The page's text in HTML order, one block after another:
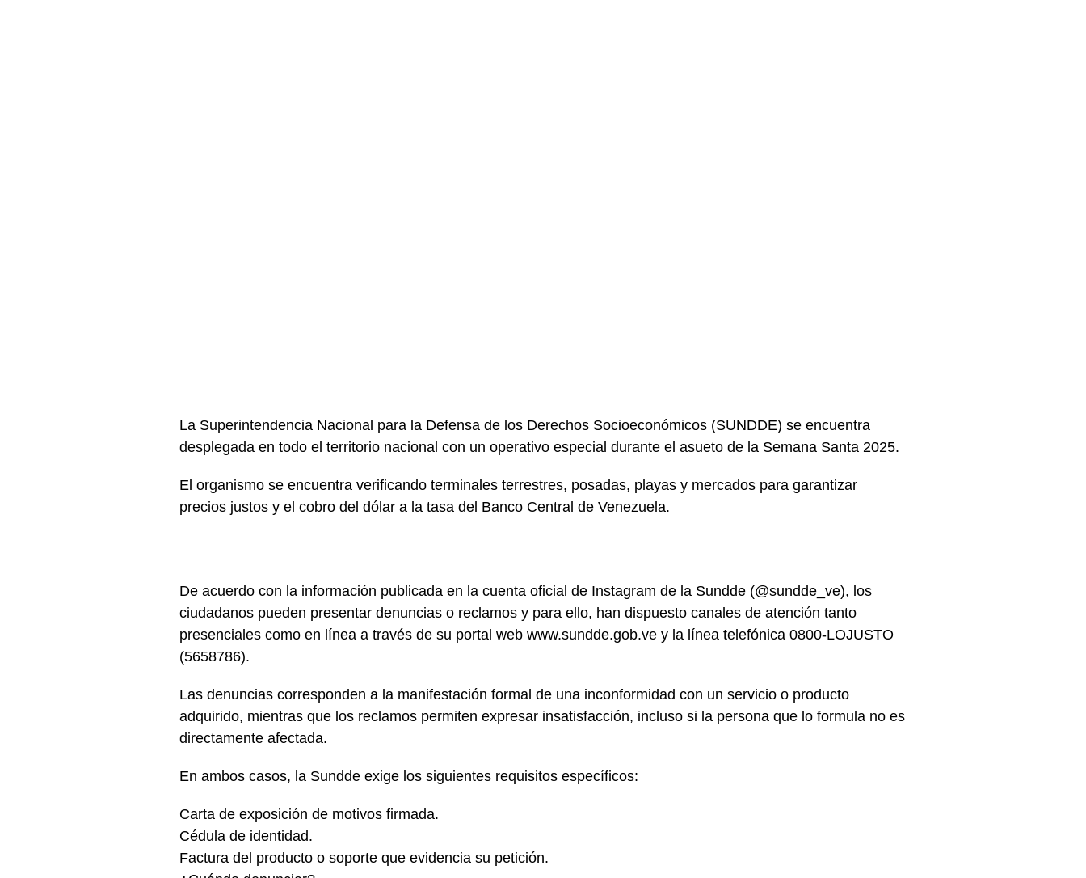
La Superintendencia Nacional para la Defensa de los Derechos Socioeconómicos (SUNDDE) se encuentra
desplegada en todo el territorio nacional con un operativo especial durante el asueto de la Semana Santa 2025.
El organismo se encuentra verificando terminales terrestres, posadas, playas y mercados para garantizar
precios justos y el cobro del dólar a la tasa del Banco Central de Venezuela.
De acuerdo con la información publicada en la cuenta oficial de Instagram de la Sundde (@sundde_ve), los
ciudadanos pueden presentar denuncias o reclamos y para ello, han dispuesto canales de atención tanto
presenciales como en línea a través de su portal web www.sundde.gob.ve y la línea telefónica 0800-LOJUSTO
(5658786).
Las denuncias corresponden a la manifestación formal de una inconformidad con un servicio o producto
adquirido, mientras que los reclamos permiten expresar insatisfacción, incluso si la persona que lo formula no es
directamente afectada.
En ambos casos, la Sundde exige los siguientes requisitos específicos:
Carta de exposición de motivos firmada.
Cédula de identidad.
Factura del producto o soporte que evidencia su petición.